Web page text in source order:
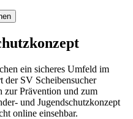
ein sicheres Umfeld im
der SV Scheibensucher
zur Prävention und zum
und Jugendschutzkonzept
online einsehbar.